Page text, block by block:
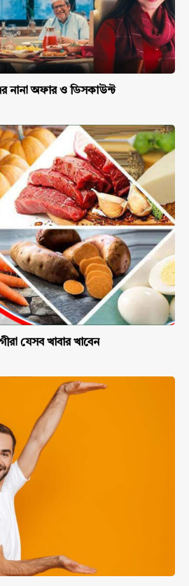
নানা অফার ও ডিসকাউন্ট
যেসব খাবার খাবেন